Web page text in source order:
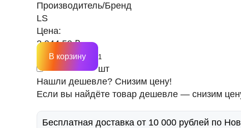
Производитель/Бренд
LS
Цена:
2 044.50 ₽
шт
В корзину
Нашли дешевле? Снизим цену!
Если вы найдёте товар дешевле — снизим
Бесплатная доставка от 10 000 рублей по